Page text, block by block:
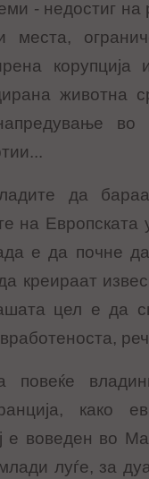
- недостиг
места,
животна
во
да
на Европската
е да почне
креираат
цел е да
повеќе
како
воведен во
луѓе, за